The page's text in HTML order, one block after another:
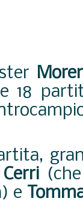
18
e